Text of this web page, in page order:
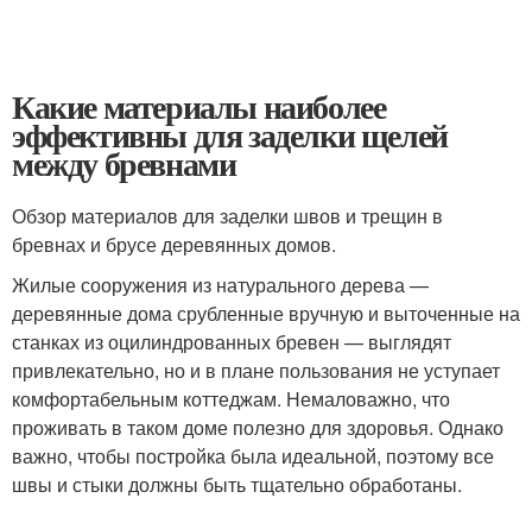
Какие материалы наиболее
эффективны для заделки щелей
между бревнами
Обзор материалов для заделки швов и трещин в
бревнах и брусе деревянных домов.
Жилые сооружения из натурального дерева —
деревянные дома срубленные вручную и выточенные на
станках из оцилиндрованных бревен — выглядят
привлекательно, но и в плане пользования не уступает
комфортабельным коттеджам. Немаловажно, что
проживать в таком доме полезно для здоровья. Однако
важно, чтобы постройка была идеальной, поэтому все
швы и стыки должны быть тщательно обработаны.